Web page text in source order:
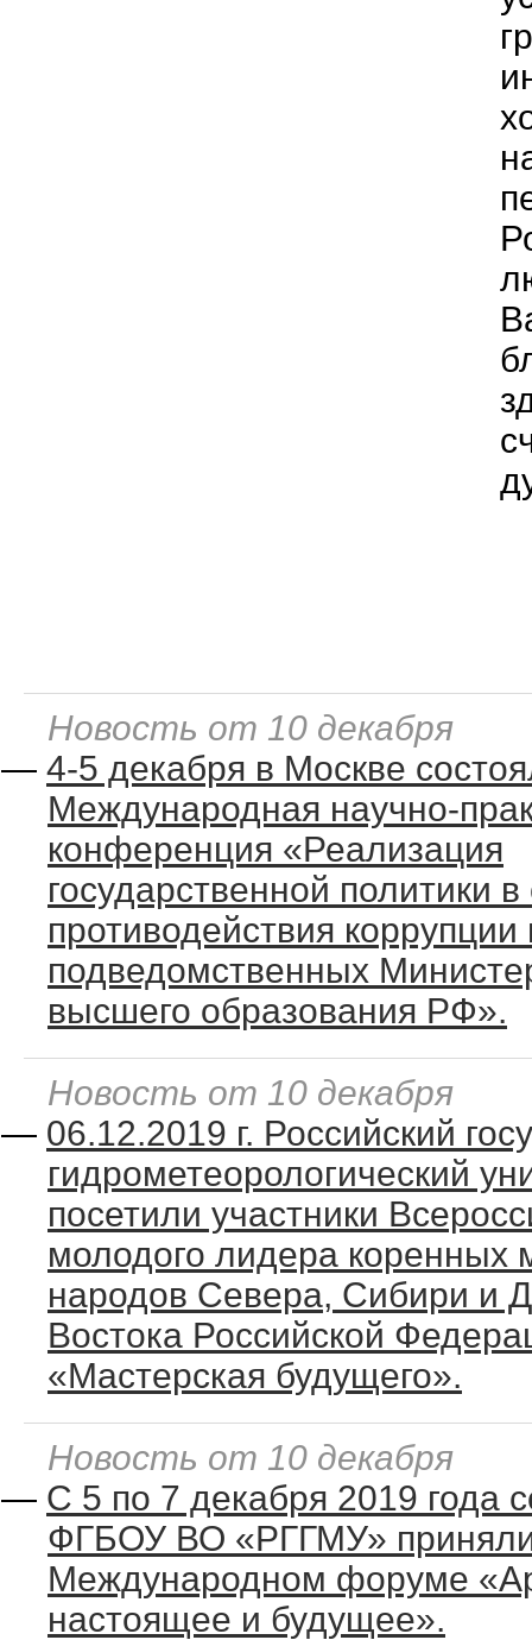
Новость от 10 декабря
— 4-5 декабря в Москве
Международная научно-
конференция «Реализация
государственной политики
противодействия коррупции
подведомственных
высшего образования РФ».
Новость от 10 декабря
— 06.12.2019 г. Российский
гидрометеорологический
посетили участники
молодого лидера коренных
народов Севера, Сибири и
Востока Российской
«Мастерская будущего».
Новость от 10 декабря
— С 5 по 7 декабря 2019 года
ФГБОУ ВО «РГГМУ» приняли
Международном форуме
настоящее и будущее».